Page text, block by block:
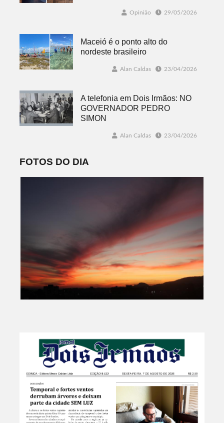
Opinião 29/05/2026
Maceió é o ponto alto do
nordeste brasileiro
Alan Caldas 23/04/2026
A telefonia em Dois Irmãos: NO
GOVERNADOR PEDRO
SIMON
Alan Caldas 23/04/2026
FOTOS DO DIA